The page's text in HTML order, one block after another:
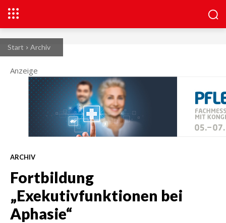
Start Archiv
Anzeige
ARCHIV
Fortbildung
„Exekutivfunktionen bei
Aphasie“